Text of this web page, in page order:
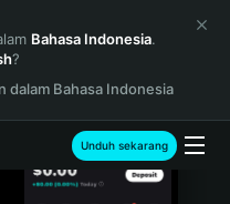
Bahasa Indonesia.
?
dalam Bahasa Indonesia
Unduh sekarang